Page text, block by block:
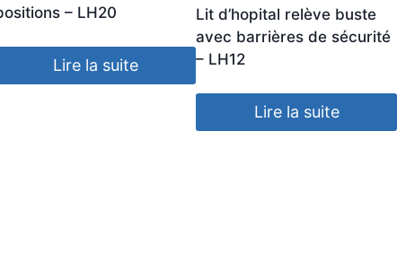
– LH20
Lire la suite
Lit d’hopital relève buste
avec barrières de sécurité
– LH12
Lire la suite